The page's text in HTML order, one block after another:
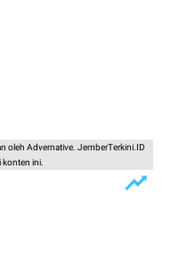
oleh Advernative. JemberTerkini.ID
konten ini.